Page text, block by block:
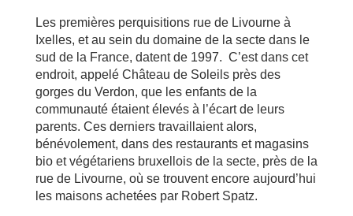
Les premières perquisitions rue de Livourne à
Ixelles, et au sein du domaine de la secte dans le
sud de la France, datent de 1997. C’est dans cet
endroit, appelé Château de Soleils près des
gorges du Verdon, que les enfants de la
communauté étaient élevés à l’écart de leurs
parents. Ces derniers travaillaient alors,
bénévolement, dans des restaurants et magasins
bio et végétariens bruxellois de la secte, près de la
rue de Livourne, où se trouvent encore aujourd’hui
les maisons achetées par Robert Spatz.